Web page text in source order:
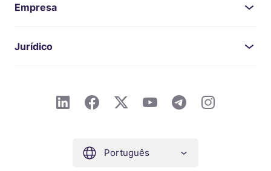
Empresa
Jurídico
Português